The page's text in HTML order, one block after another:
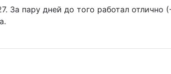
За пару дней до того работал отлично